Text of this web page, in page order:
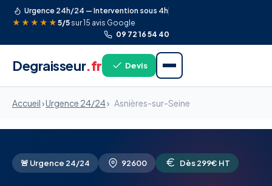
Urgence 24h/24 — Intervention sous 4h
★★★★★ 5/5 sur 15 avis Google
09 72 16 54 40
Degraisseur.fr Devis
Accueil›Urgence 24/24› Asnières-sur-Seine
🚨 Urgence 24/24 92600 Dès 299€ HT